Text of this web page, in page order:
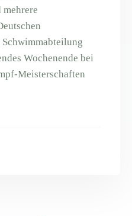
Wochenende bei
Meisterschaften